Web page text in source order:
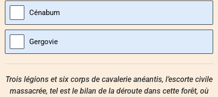
Cénabum
Gergovie
Trois légions et six corps de cavalerie anéantis, l’escorte civile
massacrée, tel est le bilan de la déroute dans cette forêt, où